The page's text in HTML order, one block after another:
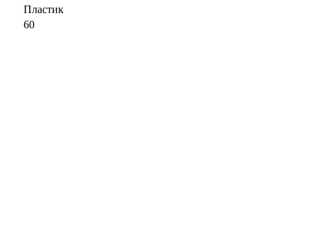
Пластик
60